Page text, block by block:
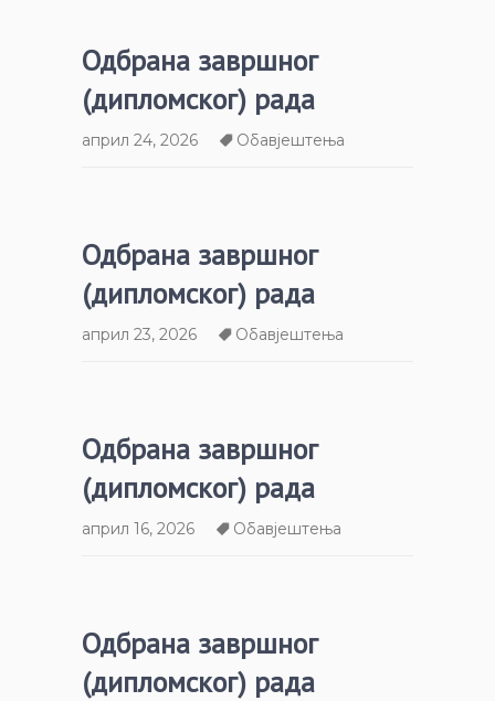
Одбрана завршног
(дипломског) рада
април 24, 2026 Обавјештења
Одбрана завршног
(дипломског) рада
април 23, 2026 Обавјештења
Одбрана завршног
(дипломског) рада
април 16, 2026 Обавјештења
Одбрана завршног
(дипломског) рада